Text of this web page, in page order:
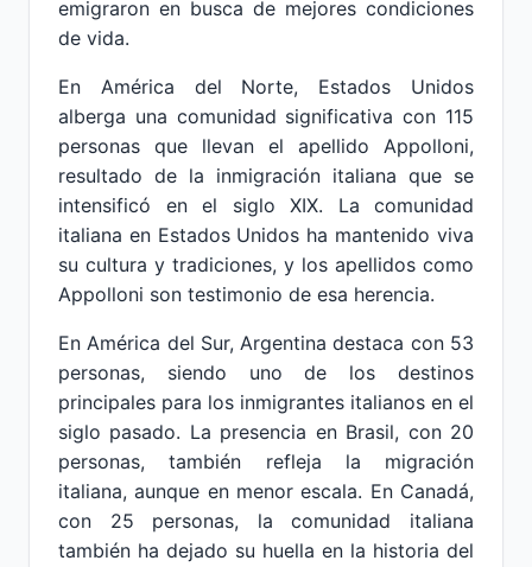
emigraron en busca de mejores condiciones
de vida.
En América del Norte, Estados Unidos
alberga una comunidad significativa con 115
personas que llevan el apellido Appolloni,
resultado de la inmigración italiana que se
intensificó en el siglo XIX. La comunidad
italiana en Estados Unidos ha mantenido viva
su cultura y tradiciones, y los apellidos como
Appolloni son testimonio de esa herencia.
En América del Sur, Argentina destaca con 53
personas, siendo uno de los destinos
principales para los inmigrantes italianos en el
siglo pasado. La presencia en Brasil, con 20
personas, también refleja la migración
italiana, aunque en menor escala. En Canadá,
con 25 personas, la comunidad italiana
también ha dejado su huella en la historia del